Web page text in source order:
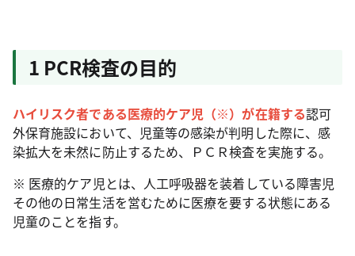
1 PCR検査の目的
ハイリスク者である医療的ケア児（※）が在籍する認可
外保育施設において、児童等の感染が判明した際に、感
染拡大を未然に防止するため、ＰＣＲ検査を実施する。
※ 医療的ケア児とは、人工呼吸器を装着している障害児
その他の日常生活を営むために医療を要する状態にある
児童のことを指す。